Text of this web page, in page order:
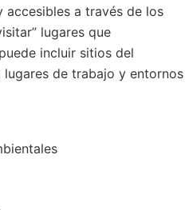
accesibles a través de los
lugares que
incluir sitios del
lugares de trabajo y entornos